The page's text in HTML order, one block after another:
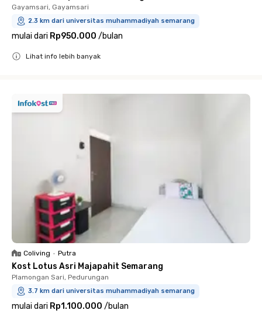
Gayamsari, Gayamsari
2.3 km dari universitas muhammadiyah semarang
mulai dari Rp950.000 /bulan
Lihat info lebih banyak
Coliving • Putra
Kost Lotus Asri Majapahit Semarang
Plamongan Sari, Pedurungan
3.7 km dari universitas muhammadiyah semarang
mulai dari Rp1.100.000 /bulan